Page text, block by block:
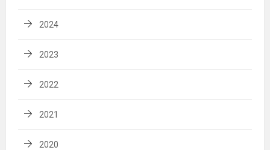
2024
2023
2022
2021
2020